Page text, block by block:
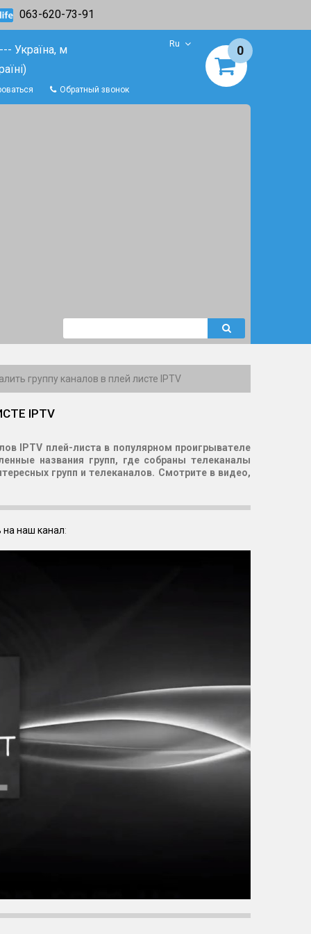
063-620-73-91
Україна, м
Обратный звонок
0
Ru
группу каналов в плей листе IPTV
IPTV
IPTV плей-листа в популярном проигрывателе
названия групп, где собраны телеканалы
групп и телеканалов. Смотрите в видео,
на наш канал: